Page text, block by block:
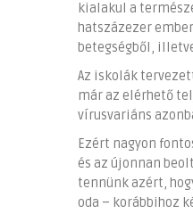
kialakul a
hatszázezer
betegségből,
Az iskolák
már az elérhető
vírusvariáns
Ezért nagyon
és az újonnan
tennünk azért,
oda – korábbihoz